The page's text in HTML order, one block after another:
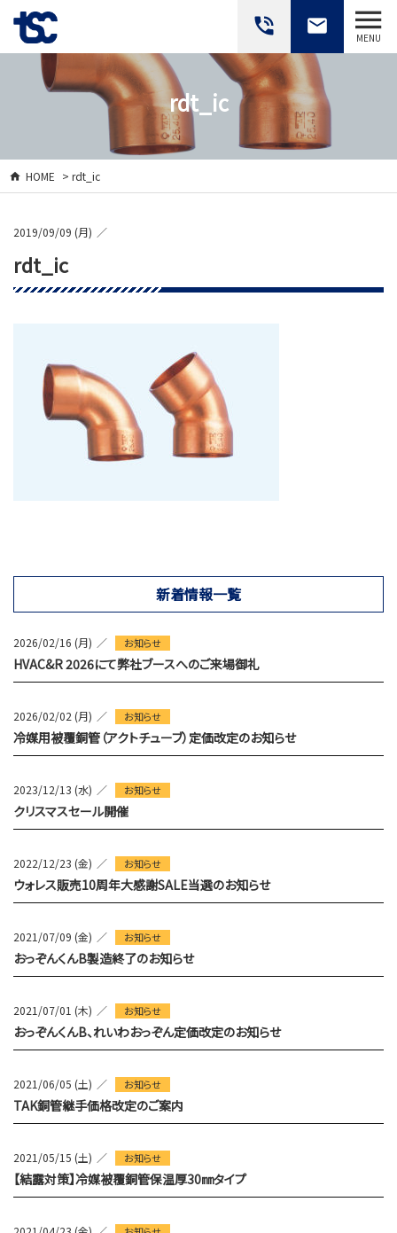
MENU
phone_in_talk email
rdt_ic
HOME > rdt_ic
2019/09/09 (月)
rdt_ic
新着情報一覧
2026/02/16 (月) お知らせ
HVAC&R 2026にて弊社ブースへのご来場御礼
2026/02/02 (月) お知らせ
冷媒用被覆銅管（アクトチューブ）定価改定のお知らせ
2023/12/13 (水) お知らせ
クリスマスセール開催
2022/12/23 (金) お知らせ
ウォレス販売10周年大感謝SALE当選のお知らせ
2021/07/09 (金) お知らせ
おっぞんくんB製造終了のお知らせ
2021/07/01 (木) お知らせ
おっぞんくんB、れいわおっぞん定価改定のお知らせ
2021/06/05 (土) お知らせ
TAK銅管継手価格改定のご案内
2021/05/15 (土) お知らせ
【結露対策】冷媒被覆銅管保温厚30㎜タイプ